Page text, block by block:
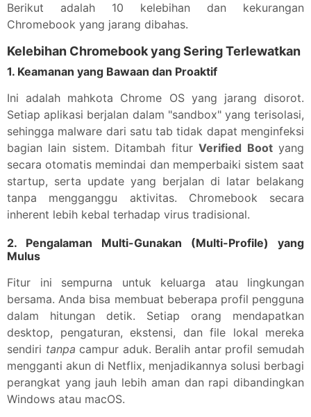
Berikut adalah 10 kelebihan dan kekurangan
Chromebook yang jarang dibahas.
Kelebihan Chromebook yang Sering Terlewatkan
1. Keamanan yang Bawaan dan Proaktif
Ini adalah mahkota Chrome OS yang jarang disorot.
Setiap aplikasi berjalan dalam "sandbox" yang terisolasi,
sehingga malware dari satu tab tidak dapat menginfeksi
bagian lain sistem. Ditambah fiturVerified Bootyang
secara otomatis memindai dan memperbaiki sistem saat
startup, serta update yang berjalan di latar belakang
tanpa mengganggu aktivitas. Chromebook secara
inherent lebih kebal terhadap virus tradisional.
2. Pengalaman Multi-Gunakan (Multi-Profile) yang
Mulus
Fitur ini sempurna untuk keluarga atau lingkungan
bersama. Anda bisa membuat beberapa profil pengguna
dalam hitungan detik. Setiap orang mendapatkan
desktop, pengaturan, ekstensi, dan file lokal mereka
sendiri tanpa campur aduk. Beralih antar profil semudah
mengganti akun di Netflix, menjadikannya solusi berbagi
perangkat yang jauh lebih aman dan rapi dibandingkan
Windows atau macOS.